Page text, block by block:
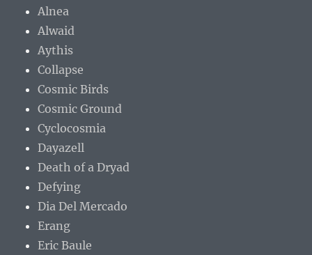
Alnea
Alwaid
Aythis
Collapse
Cosmic Birds
Cosmic Ground
Cyclocosmia
Dayazell
Death of a Dryad
Defying
Dia Del Mercado
Erang
Eric Baule